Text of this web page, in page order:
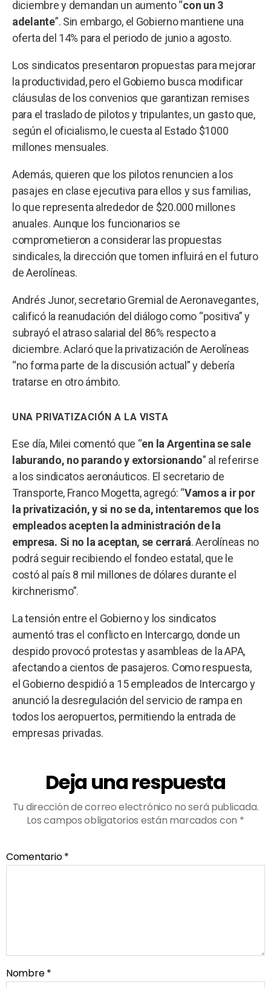
diciembre y demandan un aumento “con un 3
adelante”. Sin embargo, el Gobierno mantiene una
oferta del 14% para el periodo de junio a agosto.
Los sindicatos presentaron propuestas para mejorar
la productividad, pero el Gobierno busca modificar
cláusulas de los convenios que garantizan remises
para el traslado de pilotos y tripulantes, un gasto que,
según el oficialismo, le cuesta al Estado $1000
millones mensuales.
Además, quieren que los pilotos renuncien a los
pasajes en clase ejecutiva para ellos y sus familias,
lo que representa alrededor de $20.000 millones
anuales. Aunque los funcionarios se
comprometieron a considerar las propuestas
sindicales, la dirección que tomen influirá en el futuro
de Aerolíneas.
Andrés Junor, secretario Gremial de Aeronavegantes,
calificó la reanudación del diálogo como “positiva” y
subrayó el atraso salarial del 86% respecto a
diciembre. Aclaró que la privatización de Aerolíneas
“no forma parte de la discusión actual” y debería
tratarse en otro ámbito.
UNA PRIVATIZACIÓN A LA VISTA
Ese día, Milei comentó que “en la Argentina se sale
laburando, no parando y extorsionando” al referirse
a los sindicatos aeronáuticos. El secretario de
Transporte, Franco Mogetta, agregó: “Vamos a ir por
la privatización, y si no se da, intentaremos que los
empleados acepten la administración de la
empresa. Si no la aceptan, se cerrará. Aerolíneas no
podrá seguir recibiendo el fondeo estatal, que le
costó al país 8 mil millones de dólares durante el
kirchnerismo”.
La tensión entre el Gobierno y los sindicatos
aumentó tras el conflicto en Intercargo, donde un
despido provocó protestas y asambleas de la APA,
afectando a cientos de pasajeros. Como respuesta,
el Gobierno despidió a 15 empleados de Intercargo y
anunció la desregulación del servicio de rampa en
todos los aeropuertos, permitiendo la entrada de
empresas privadas.
Deja una respuesta
Tu dirección de correo electrónico no será publicada.
Los campos obligatorios están marcados con *
Comentario*
Nombre*